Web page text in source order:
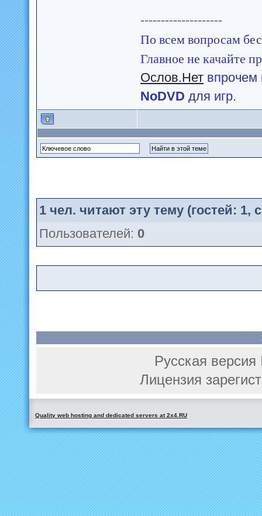
--------------------
По всем вопросам
Главное не качайте
Ослов.Нет впрочем
NoDVD для игр.
1 чел. читают эту тему (гостей: 1,
Пользователей: 0
Русская
Лицензия
Quality web hosting and dedicated servers at 2x4.RU